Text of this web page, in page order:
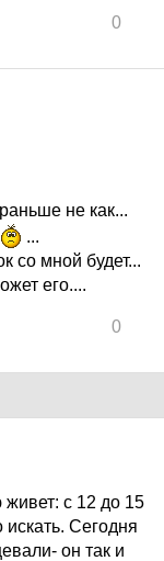
0
не как...
...
со мной будет...
его....
0
с 12 до 15
искать. Сегодня
он так и